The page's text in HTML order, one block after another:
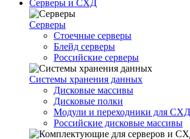
Серверы и СХД
Серверы
Стоечные серверы
Блейд серверы
Российские серверы
Системы хранения данных
Дисковые массивы
Дисковые полки
Модули и переходники для СХД
Российские дисковые массивы